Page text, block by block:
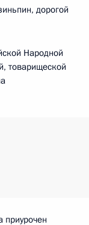
дорогой
Народной
товарищеской
приурочен